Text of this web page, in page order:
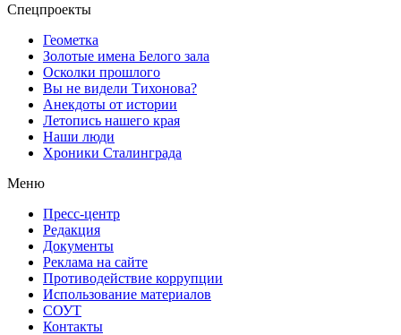
Спецпроекты
Геометка
Золотые имена Белого зала
Осколки прошлого
Вы не видели Тихонова?
Анекдоты от истории
Летопись нашего края
Наши люди
Хроники Сталинграда
Меню
Пресс-центр
Редакция
Документы
Реклама на сайте
Противодействие коррупции
Использование материалов
СОУТ
Контакты